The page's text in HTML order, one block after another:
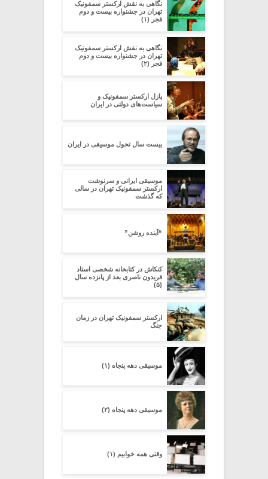
نگاهی به نقش ارکستر سمفونیک
تهران در جشنواره بیست و دوم
فجر (۱)
نگاهی به نقش ارکستر سمفونیک
تهران در جشنواره بیست و دوم
فجر (۲)
پازل ارکستر سمفونیک و
سیاست‌های دولتی در ایران
بیست سال تحول موسیقی در ایران
موسیقی ایرانی و سرنوشت
ارکستر سمفونیک تهران در سالی
که گذشت
“آینده روشن”
کنکاش در کتابخانه شخصی استاد
فریدون ناصری بعد از پانزده سال
(۵)
ارکستر سمفونیک تهران در زمان
جنگ
موسیقی دهه پنجاه (۱)
موسیقی دهه پنجاه (۲)
وقتی همه خوابیم (۱)